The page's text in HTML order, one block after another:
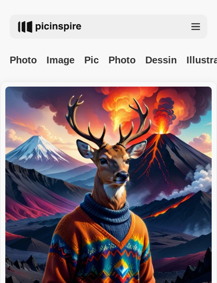
Photo Image Pic Photo Dessin